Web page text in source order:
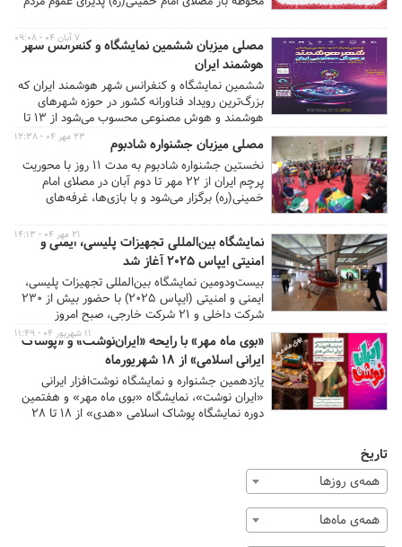
مصلی میزبان ششمین نمایشگاه و کنفرانس شهر
هوشمند ایران
ششمین نمایشگاه و کنفرانس شهر هوشمند ایران که
بزرگ‌ترین رویداد فناورانه کشور در حوزه شهرهای
هوشمند و هوش مصنوعی محسوب می‌شود از ۱۳ تا
۱۵ آبان ماه در مصلای امام خمینی(ره) تهران برگزار
می‌شود.
۷ آبان ۰۴ - ۰۹:۰۸
مصلی میزبان جشنواره شادبوم
نخستین جشنواره شادبوم به مدت ۱۱ روز با محوریت
پرچم ایران از ۲۲ مهر تا دوم آبان در مصلای امام
خمینی(ره) برگزار می‌شود و با بازی‌ها، غرفه‌های
کودک و نوجوان، حال و هوایی شاد و ملی به شهر
می‌بخشد.
۲۳ مهر ۰۴ - ۱۲:۳۸
نمایشگاه بین‌المللی تجهیزات پلیسی، ایمنی و
امنیتی ایپاس ۲۰۲۵ آغاز شد
بیست‌ودومین نمایشگاه بین‌المللی تجهیزات پلیسی،
ایمنی و امنیتی (ایپاس ۲۰۲۵) با حضور بیش از ۲۳۰
شرکت داخلی و ۲۱ شرکت خارجی، صبح امروز
(دوشنبه ۲۱ مهر) در مصلای امام خمینی (ره) تهران
آغاز به کار کرد.
۲۱ مهر ۰۴ - ۱۴:۱۳
«بوی ماه مهر» با رایحه «ایران‌نوشت» و «پوشاک
ایرانی اسلامی» از ۱۸ شهریورماه
یازدهمین جشنواره و نمایشگاه نوشت‌افزار ایرانی
«ایران نوشت»، نمایشگاه «بوی ماه مهر» و هفتمین
دوره نمایشگاه پوشاک اسلامی «هدی» از ۱۸ تا ۲۸
دانش‌آموزان و خانواده‌ها برپا خواهد شد.
۱۱ شهریور ۰۴ - ۱۱:۴۹
تاریخ
همه‌ی روزها
همه‌ی ماه‌ها